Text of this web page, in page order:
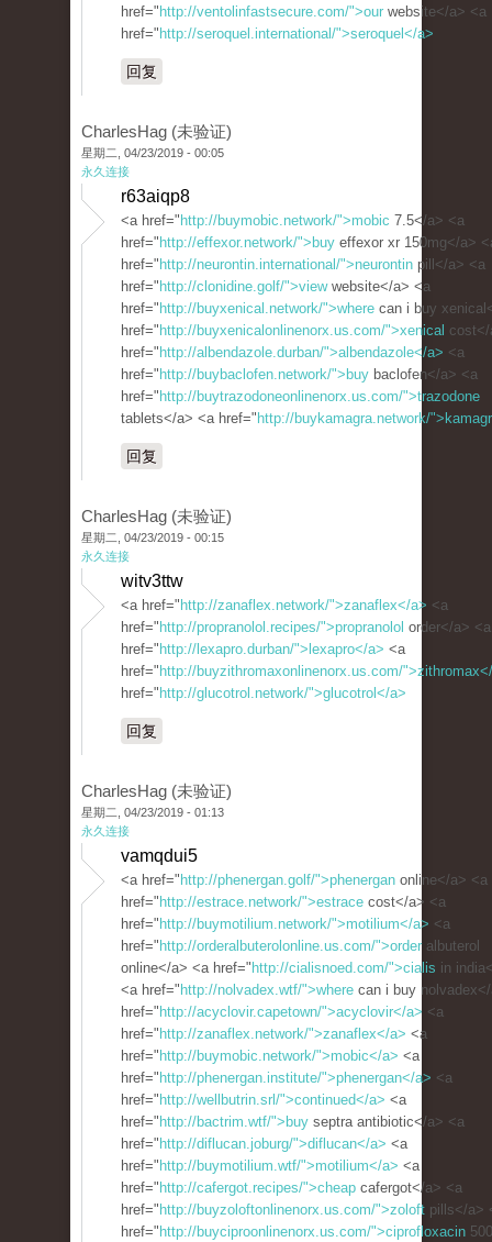
href=" http://ventolinfastsecure.com/">our website</a> <a
href=" http://seroquel.international/">seroquel</a>
回复
CharlesHag (未验证)
星期二, 04/23/2019 - 00:05
永久连接
r63aiqp8
<a href=" http://buymobic.network/">mobic 7.5</a> <a
href=" http://effexor.network/">buy effexor xr 150mg</a>
href=" http://neurontin.international/">neurontin pill</a> <a
href=" http://clonidine.golf/">viewwebsite</a> <a
href=" http://buyxenical.network/">where can i buy
href=" http://buyxenicalonlinenorx.us.com/">xenical
href=" http://albendazole.durban/">albendazole</a> <a
href=" http://buybaclofen.network/">buy baclofen</a> <a
href=" http://buytrazodoneonlinenorx.us.com/">trazodone
tablets</a> <a href=" http://buykamagra.network/
回复
CharlesHag (未验证)
星期二, 04/23/2019 - 00:15
永久连接
witv3ttw
<a href=" http://zanaflex.network/">zanaflex</a> <a
href=" http://propranolol.recipes/">propranolol order</a> <a
href=" http://lexapro.durban/">lexapro</a> <a
href=" http://buyzithromaxonlinenorx.us.com/
href=" http://glucotrol.network/">glucotrol</a>
回复
CharlesHag (未验证)
星期二, 04/23/2019 - 01:13
永久连接
vamqdui5
<a href=" http://phenergan.golf/">phenergan online</a> <a
href=" http://estrace.network/">estrace cost</a> <a
href=" http://buymotilium.network/">motilium</a> <a
href=" http://orderalbuterolonline.us.com/">order albuterol
online</a> <a href=" http://cialisnoed.com/">cialis in
<a href=" http://nolvadex.wtf/">where can i buy
href=" http://acyclovir.capetown/">acyclovir</a> <a
href=" http://zanaflex.network/">zanaflex</a> <a
href=" http://buymobic.network/">mobic</a> <a
href=" http://phenergan.institute/">phenergan</a> <a
href=" http://wellbutrin.srl/">continued</a> <a
href=" http://bactrim.wtf/">buy septra antibiotic</a> <a
href=" http://diflucan.joburg/">diflucan</a> <a
href=" http://buymotilium.wtf/">motilium</a> <a
href=" http://cafergot.recipes/">cheap cafergot</a> <a
href=" http://buyzoloftonlinenorx.us.com/">zoloft pills</a>
href=" http://buyciproonlinenorx.us.com/">ciprofloxacin 500